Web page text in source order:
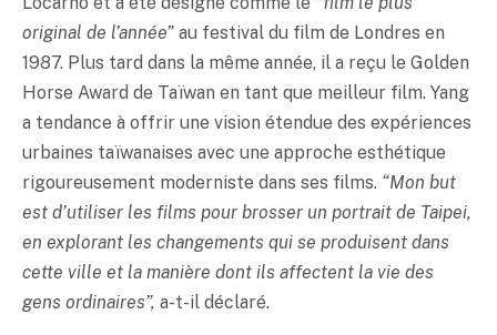
original de l’année” au festival du film de Londres en
1987. Plus tard dans la même année, il a reçu le Golden
Horse Award de Taïwan en tant que meilleur film. Yang
a tendance à offrir une vision étendue des expériences
urbaines taïwanaises avec une approche esthétique
rigoureusement moderniste dans ses films. “Mon but
est d’utiliser les films pour brosser un portrait de Taipei,
en explorant les changements qui se produisent dans
cette ville et la manière dont ils affectent la vie des
gens ordinaires”, a-t-il déclaré.